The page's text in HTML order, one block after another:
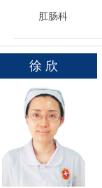
肛肠科
徐 欣